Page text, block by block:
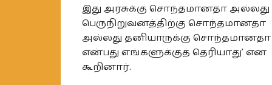
இது அரசுக்கு சொந்தமானதா அல்லது
பெருநிறுவனத்திற்கு சொந்தமானதா
அல்லது தனியாருக்கு சொந்தமானதா
என்பது எங்களுக்குத் தெரியாது’ என
கூறினார்.